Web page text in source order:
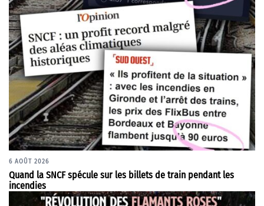
6 AOÛT 2026
Quand la SNCF spécule sur les billets de train pendant les
incendies